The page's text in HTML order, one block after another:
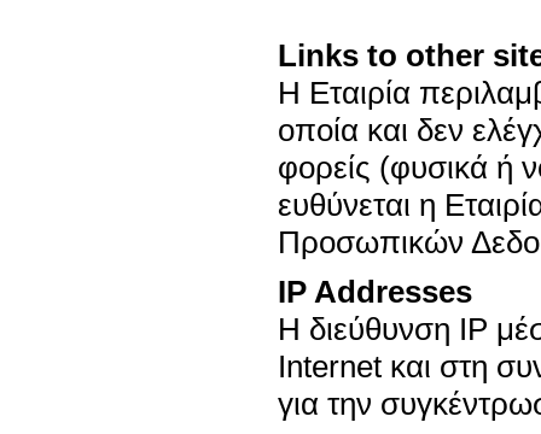
Links to other
Η Εταιρία
οποία και δεν
φορείς (φυσικά ή
ευθύνεται η
Προσωπικών
IP Addresses
H διεύθυνση IP
Internet και στη
για την